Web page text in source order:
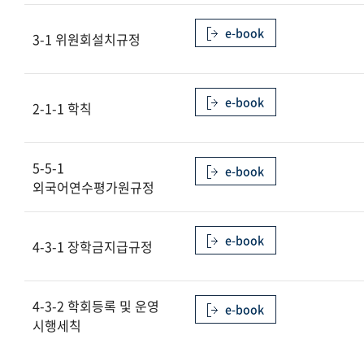
3-1 위원회설치규정 e-book
2-1-1 학칙 e-book
5-5-1
외국어연수평가원규정
e-book
4-3-1 장학금지급규정 e-book
4-3-2 학회등록 및 운영
시행세칙
e-book